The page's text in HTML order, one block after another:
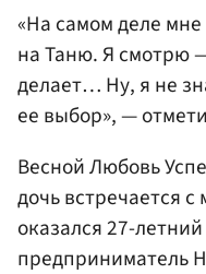
«На самом деле
на Таню. Я смотрю
делает… Ну, я не
ее выбор», —
Весной Любовь
дочь встречается
оказался 27-
предприниматель